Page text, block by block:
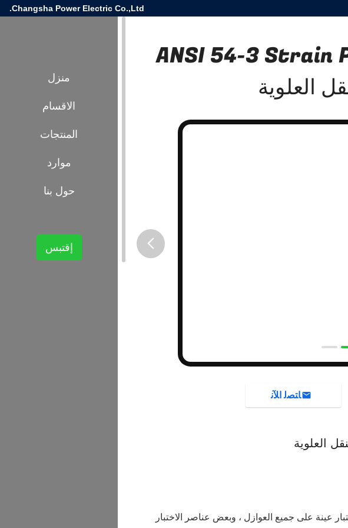
Changsha Power Electric Co.,Ltd.
ANSI 54-3 Strain
العلوية
ﺎﺘﺼﻟ ﺍﻶﻧ
عينة على جميع العوازل ، وبعض عناصر الاختبار
منزل
الاقسام
المنتجات
موارد
حول بنا
إقتبس